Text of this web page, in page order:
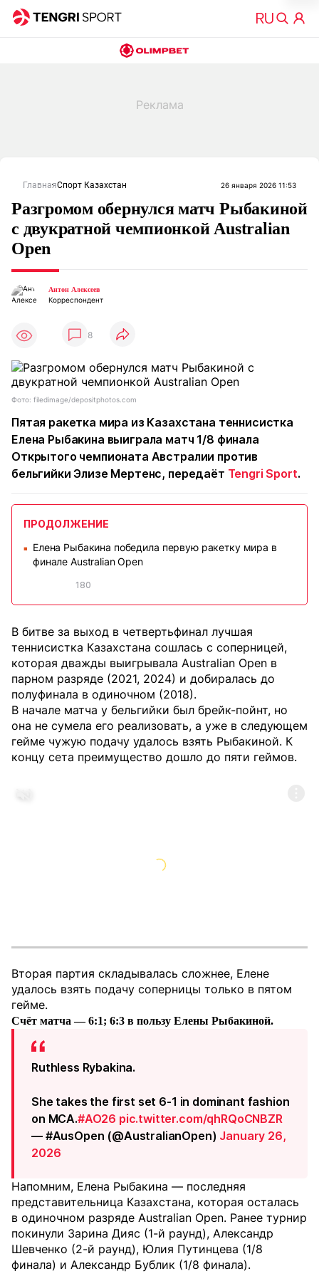
ГлавнаяСпорт Казахстан 26 января 2026 11:53
Разгромом обернулся матч Рыбакиной
с двукратной чемпионкой Australian
Open
Антон Алексеев
Корреспондент
8
Фото: filedimage/depositphotos.com
Пятая ракетка мира из Казахстана теннисистка
Елена Рыбакина выиграла матч 1/8 финала
Открытого чемпионата Австралии против
бельгийки Элизе Мертенс, передаёт Tengri Sport.
ПРОДОЛЖЕНИЕ
■
Елена Рыбакина победила первую ракетку мира в
финале Australian Open
180
В битве за выход в четвертьфинал лучшая
теннисистка Казахстана сошлась с соперницей,
которая дважды выигрывала Australian Open в
парном разряде (2021, 2024) и добиралась до
полуфинала в одиночном (2018).
В начале матча у бельгийки был брейк-пойнт, но
она не сумела его реализовать, а уже в следующем
гейме чужую подачу удалось взять Рыбакиной. К
концу сета преимущество дошло до пяти геймов.
Вторая партия складывалась сложнее, Елене
удалось взять подачу соперницы только в пятом
гейме.
Счёт матча — 6:1; 6:3 в пользу Елены Рыбакиной.
Ruthless Rybakina.
She takes the first set 6-1 in dominant fashion
on MCA.#AO26 pic.twitter.com/qhRQoCNBZR
— #AusOpen (@AustralianOpen) January 26,
2026
Напомним, Елена Рыбакина — последняя
представительница Казахстана, которая осталась
в одиночном разряде Australian Open. Ранее турнир
покинули Зарина Дияс (1-й раунд), Александр
Шевченко (2-й раунд), Юлия Путинцева (1/8
финала) и Александр Бублик (1/8 финала).